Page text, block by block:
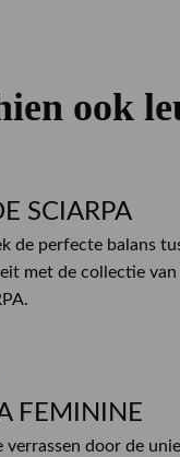
ook
SCIARPA
de perfecte balans
met de collectie van
FEMININE
verrassen door de